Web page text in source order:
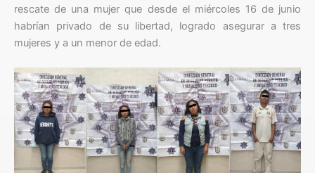
rescate de una mujer que desde el miércoles 16 de junio
habrían privado de su libertad, logrado asegurar a tres
mujeres y a un menor de edad.